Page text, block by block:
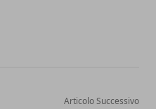
Articolo Successivo